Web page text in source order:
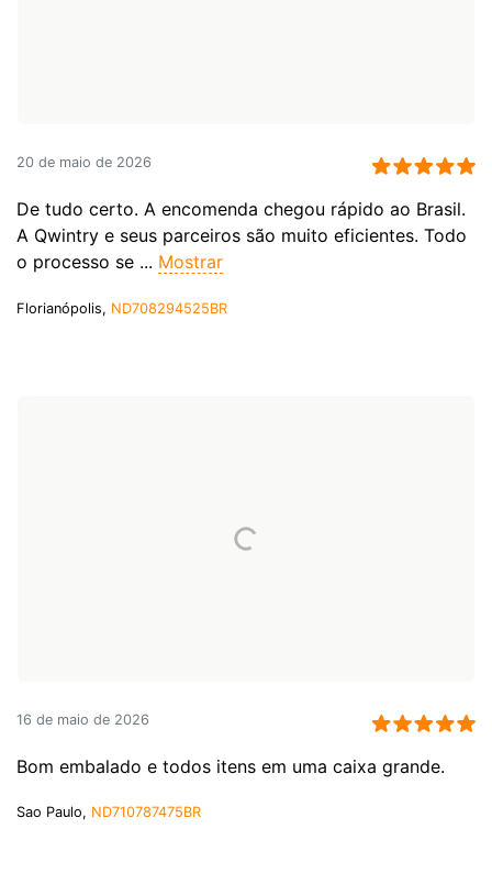
20 de maio de 2026
De tudo certo. A encomenda chegou rápido ao Brasil.
A Qwintry e seus parceiros são muito eficientes. Todo
o processo se ... Mostrar
Florianópolis, ND708294525BR
16 de maio de 2026
Bom embalado e todos itens em uma caixa grande.
Sao Paulo, ND710787475BR